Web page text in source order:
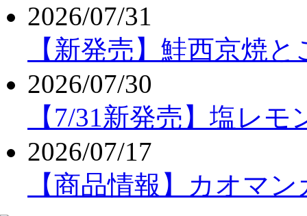
2026/07/31
【新発売】鮭西京焼
2026/07/30
【7/31新発売】塩レ
2026/07/17
【商品情報】カオマ